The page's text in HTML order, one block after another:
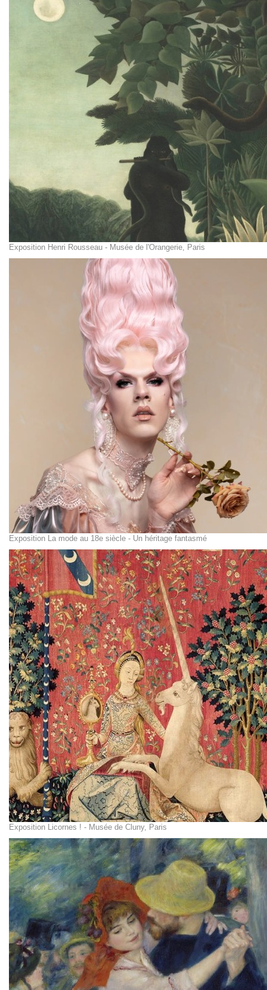
Exposition Henri Rousseau - Musée de l'Orangerie, Paris
Exposition La mode au 18e siècle - Un héritage fantasmé
Exposition Licornes ! - Musée de Cluny, Paris